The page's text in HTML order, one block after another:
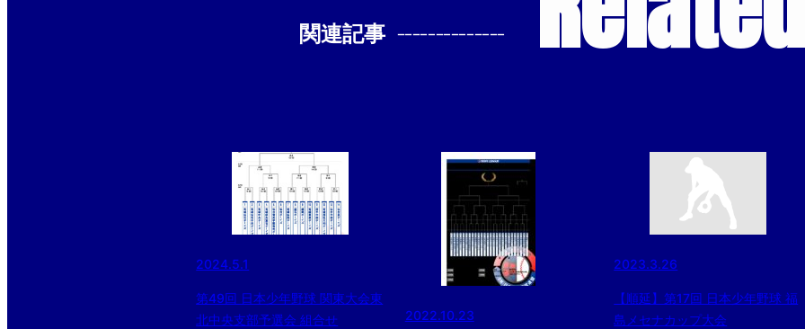
関連記事 --------------
2024.5.1
第49回 日本少年野球 関東大会東
北中央支部予選会 組合せ
2022.10.23
2023.3.26
【順延】第17回 日本少年野球 福
島メセナカップ大会